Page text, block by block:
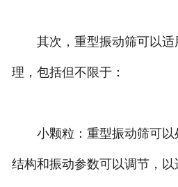
其次，重型振动筛可以适
理，包括但不限于：
小颗粒：重型振动筛可以
结构和振动参数可以调节，